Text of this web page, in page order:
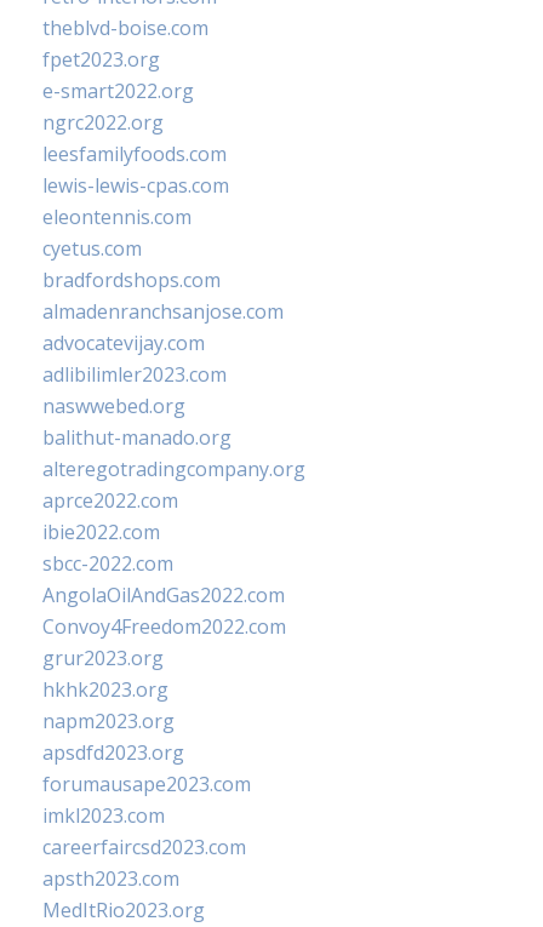
theblvd-boise.com
fpet2023.org
e-smart2022.org
ngrc2022.org
leesfamilyfoods.com
lewis-lewis-cpas.com
eleontennis.com
cyetus.com
bradfordshops.com
almadenranchsanjose.com
advocatevijay.com
adlibilimler2023.com
naswwebed.org
balithut-manado.org
alteregotradingcompany.org
aprce2022.com
ibie2022.com
sbcc-2022.com
AngolaOilAndGas2022.com
Convoy4Freedom2022.com
grur2023.org
hkhk2023.org
napm2023.org
apsdfd2023.org
forumausape2023.com
imkl2023.com
careerfaircsd2023.com
apsth2023.com
MedItRio2023.org